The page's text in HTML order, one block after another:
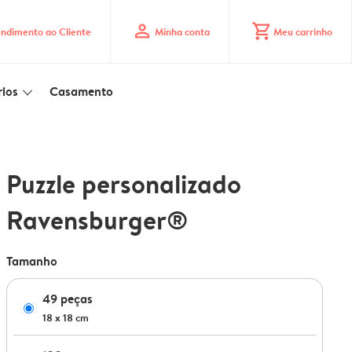
ao Cliente profile Minha conta shopping_cart Meu carrinho
slim_arrow_down Casamento
Puzzle personalizado
Ravensburger®
Tamanho
49 peças
18 x 18 cm